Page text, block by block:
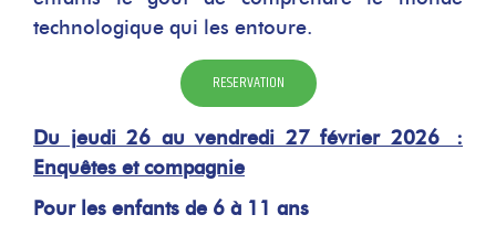
technologique qui les entoure.
RESERVATION
Du jeudi 26 au vendredi 27 février 2026 :
Enquêtes et compagnie
Pour les enfants de 6 à 11 ans